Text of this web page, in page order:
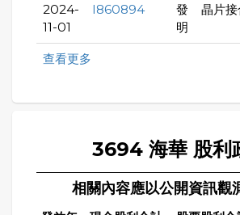
2024-
11-01
I860894
發
明
晶片
查看更多
3694 海華 股利
相關內容應以公開資訊觀